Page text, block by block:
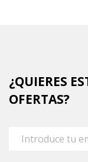
¿QUIERES
OFERTAS?